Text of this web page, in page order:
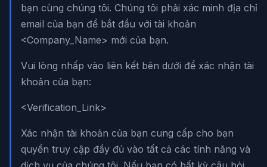
bạn cùng chúng tôi. Chúng tôi phải xác minh địa chỉ
email của bạn để bắt đầu với tài khoản
<Company_Name> mới của bạn.
Vui lòng nhấp vào liên kết bên dưới để xác nhận tài
khoản của bạn:
<Verification_Link>
Xác nhận tài khoản của bạn cung cấp cho bạn
quyền truy cập đầy đủ vào tất cả các tính năng và